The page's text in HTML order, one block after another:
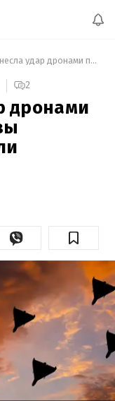
Россия нанесла удар дронами по Николаеву: каковы последствия и есть ли пострадавшие
2
дронами